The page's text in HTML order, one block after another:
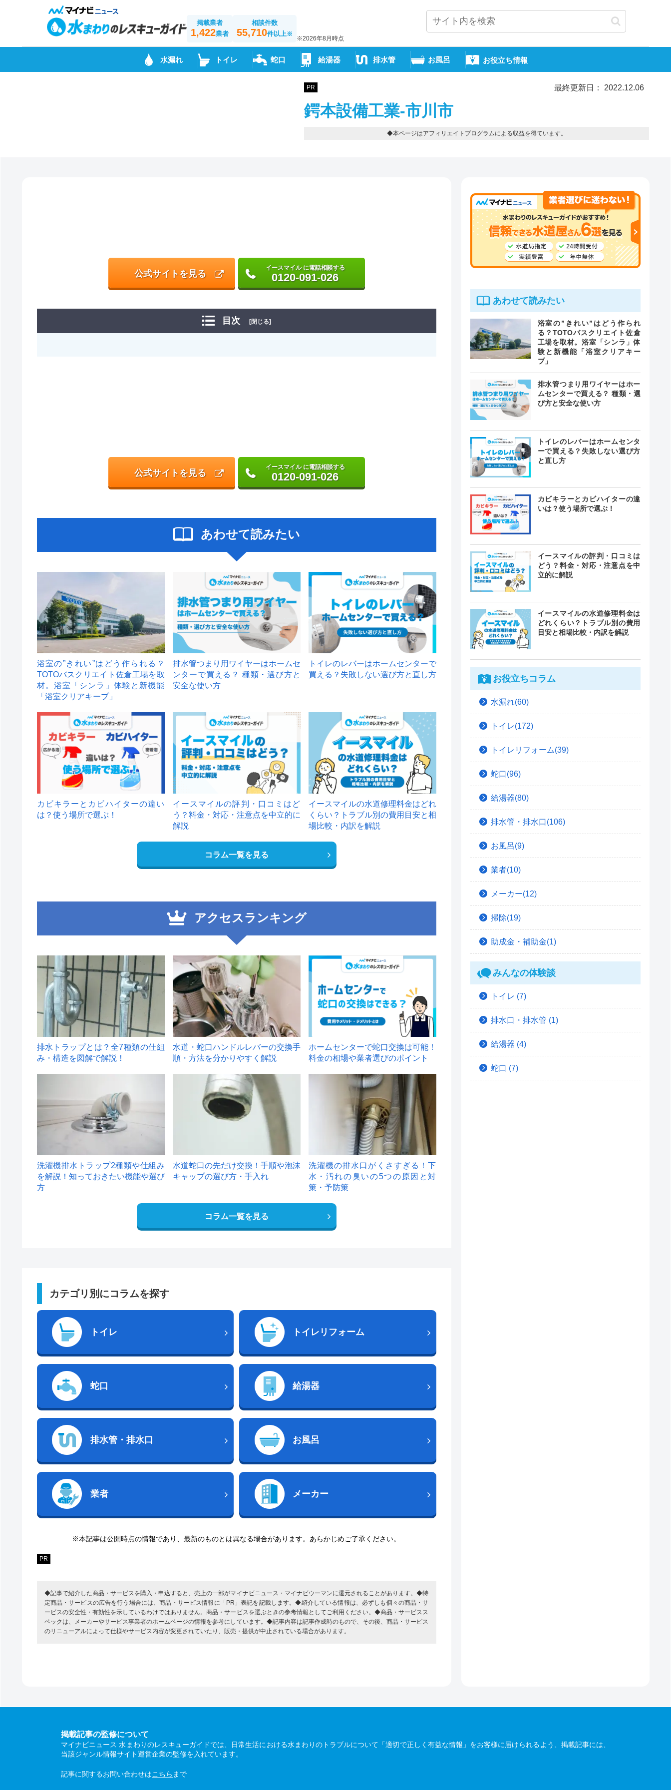
掲載業者
1,422業者
相談件数
55,710件以上※
※2026年8月時点
水漏れ トイレ 蛇口 給湯器 排水管 お風呂 お役立ち情報
PR 最終更新日： 2022.12.06
鍔本設備工業-市川市
◆本ページはアフィリエイトプログラムによる収益を得ています。
公式サイトを見る
イースマイル に電話相談する
0120-091-026
目次 [閉じる]
公式サイトを見る
イースマイル に電話相談する
0120-091-026
あわせて読みたい
浴室の”きれい”はどう作られる？
TOTOバスクリエイト佐倉工場を取
材。浴室「シンラ」体験と新機能
「浴室クリアキープ」
排水管つまり用ワイヤーはホームセ
ンターで買える？ 種類・選び方と
安全な使い方
トイレのレバーはホームセンターで
買える？失敗しない選び方と直し方
カビキラーとカビハイターの違い
は？使う場所で選ぶ！
イースマイルの評判・口コミはど
う？料金・対応・注意点を中立的に
解説
イースマイルの水道修理料金はどれ
くらい？トラブル別の費用目安と相
場比較・内訳を解説
コラム一覧を見る
アクセスランキング
1
排水トラップとは？全7種類の仕組
み・構造を図解で解説！
2
水道・蛇口ハンドルレバーの交換手
順・方法を分かりやすく解説
ホームセンターで蛇口交換は可能！
料金の相場や業者選びのポイント
洗濯機排水トラップ2種類や仕組み
を解説！知っておきたい機能や選び
方
水道蛇口の先だけ交換！手順や泡沫
キャップの選び方・手入れ
洗濯機の排水口がくさすぎる！下
水・汚れの臭いの5つの原因と対
策・予防策
コラム一覧を見る
カテゴリ別にコラムを探す
トイレ トイレリフォーム
蛇口 給湯器
排水管・排水口 お風呂
業者 メーカー
※本記事は公開時点の情報であり、最新のものとは異なる場合があります。あらかじめご了承ください。
PR
◆記事で紹介した商品・サービスを購入・申込すると、売上の一部がマイナビニュース・マイナビウーマンに還元されることがあります。◆特
定商品・サービスの広告を行う場合には、商品・サービス情報に「PR」表記を記載します。◆紹介している情報は、必ずしも個々の商品・サ
ービスの安全性・有効性を示しているわけではありません。商品・サービスを選ぶときの参考情報としてご利用ください。◆商品・サービスス
ペックは、メーカーやサービス事業者のホームページの情報を参考にしています。◆記事内容は記事作成時のもので、その後、商品・サービス
のリニューアルによって仕様やサービス内容が変更されていたり、販売・提供が中止されている場合があります。
あわせて読みたい
浴室の”きれい”はどう作られ
る？TOTOバスクリエイト佐倉
工場を取材。浴室「シンラ」体
験と新機能「浴室クリアキー
プ」
排水管つまり用ワイヤーはホー
ムセンターで買える？ 種類・選
び方と安全な使い方
トイレのレバーはホームセンタ
ーで買える？失敗しない選び方
と直し方
カビキラーとカビハイターの違
いは？使う場所で選ぶ！
イースマイルの評判・口コミは
どう？料金・対応・注意点を中
立的に解説
イースマイルの水道修理料金は
どれくらい？トラブル別の費用
目安と相場比較・内訳を解説
お役立ちコラム
水漏れ(60)
トイレ(172)
トイレリフォーム(39)
蛇口(96)
給湯器(80)
排水管・排水口(106)
お風呂(9)
業者(10)
メーカー(12)
掃除(19)
助成金・補助金(1)
みんなの体験談
トイレ (7)
排水口・排水管 (1)
給湯器 (4)
蛇口 (7)
掲載記事の監修について
マイナビニュース 水まわりのレスキューガイドでは、日常生活における水まわりのトラブルについて「適切で正しく有益な情報」をお客様に届けられるよう、掲載記事には、
当該ジャンル情報サイト運営企業の監修を入れています。
記事に関するお問い合わせはこちら まで